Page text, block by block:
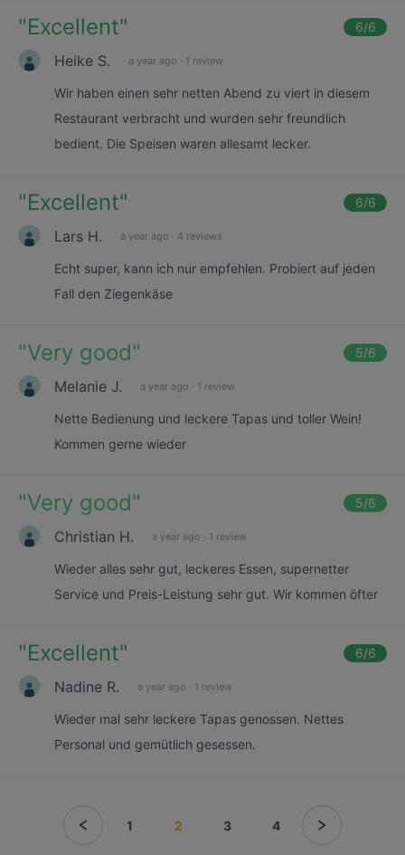
"Excellent" 6/6
Heike S. a year ago · 1 review
Wir haben einen sehr netten Abend zu viert in diesem
Restaurant verbracht und wurden sehr freundlich
bedient. Die Speisen waren allesamt lecker.
"Excellent" 6/6
Lars H. a year ago · 4 reviews
Echt super, kann ich nur empfehlen. Probiert auf jeden
Fall den Ziegenkäse
"Very good" 5/6
Melanie J. a year ago · 1 review
Nette Bedienung und leckere Tapas und toller Wein!
Kommen gerne wieder
"Very good" 5/6
Christian H. a year ago · 1 review
Wieder alles sehr gut, leckeres Essen, supernetter
Service und Preis-Leistung sehr gut. Wir kommen öfter
"Excellent" 6/6
Nadine R. a year ago · 1 review
Wieder mal sehr leckere Tapas genossen. Nettes
Personal und gemütlich gesessen.
1 2 3 4